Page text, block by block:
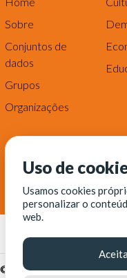
Sobre
Conjuntos de
dados
Grupos
Organizações
© Fortaleza Digital ||
Uso de
Usamos cookies
personalizar o
web.